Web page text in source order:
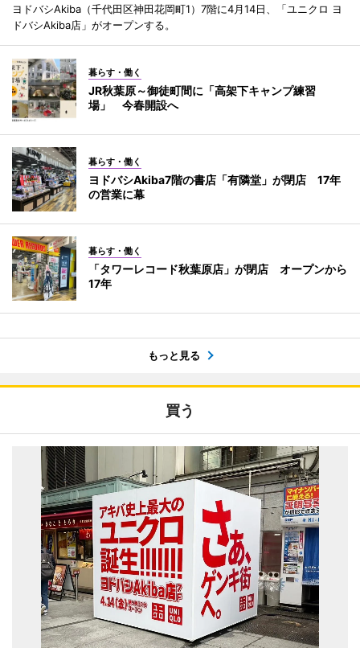
ヨドバシAkiba（千代田区神田花岡町1）7階に4月14日、「ユニクロ ヨ
ドバシAkiba店」がオープンする。
暮らす・働く
JR秋葉原～御徒町間に「高架下キャンプ練習
場」 今春開設へ
暮らす・働く
ヨドバシAkiba7階の書店「有隣堂」が閉店 17年
の営業に幕
暮らす・働く
「タワーレコード秋葉原店」が閉店 オープンから
17年
もっと見る
買う